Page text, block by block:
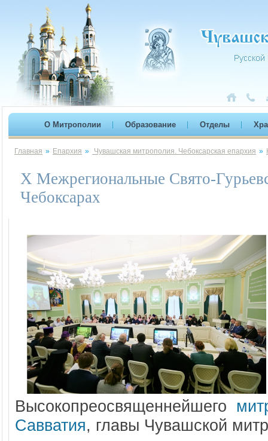
О Митрополии Образование Отделы
Главная » Епархия » Чувашская митрополия. Чебоксарская епархия »
X Межрегиональные Свято-
Чебоксарах
Высокопреосвященнейшего
Савватия, главы Чувашской